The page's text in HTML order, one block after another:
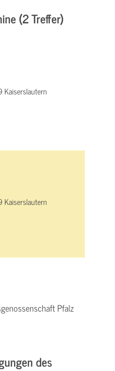
(2 Treffer)
Kaiserslautern
Kaiserslautern
Pfalz
des